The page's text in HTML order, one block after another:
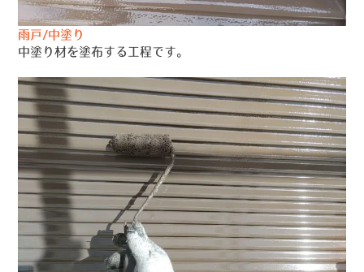
雨戸/中塗り
中塗り材を塗布する工程です。